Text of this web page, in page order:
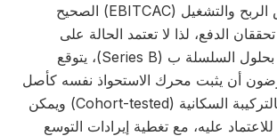
A)، يتطلب هامش الربح والتشغيل (EBITCAC) الصحيح
الدفع، لذا لا تعتمد الحالة على
مصدر واحد هش. بحلول السلسلة ب (Series B)، يتوقع
أن يثبت محرك الاستحواذ نفسه كأصل
ثابت: تم اختباره بالتركيبة السكانية (Cohort-tested) ويمكن
عليه، مع تغطية إيرادات التوسع